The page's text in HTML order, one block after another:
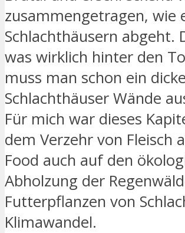
zusammengetragen, wie
Schlachthäusern abgeht.
was wirklich hinter den
muss man schon ein
Schlachthäuser Wände
Für mich war dieses
dem Verzehr von Fleisch
Food auch auf den
Abholzung der
Futterpflanzen von
Klimawandel.